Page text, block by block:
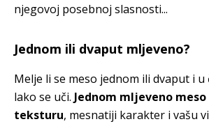
njegovoj posebnoj slasnosti...
Jednom ili dvaput mljeveno?
Melje li se meso jednom ili dvaput i u
lako se uči. Jednom mljeveno meso
teksturu, mesnatiji karakter i vašu